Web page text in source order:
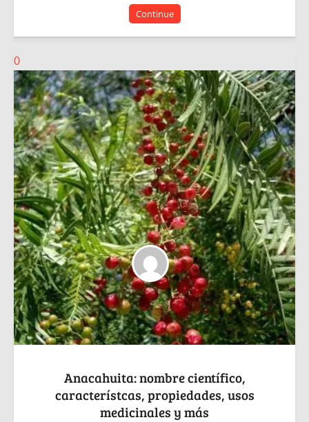
Continue
0
Anacahuita: nombre científico,
característcas, propiedades, usos
medicinales y más